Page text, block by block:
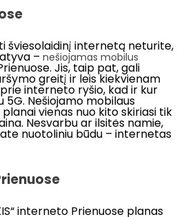
šviesolaidinį internetą neturite,
– nešiojamas mobilus
Jis, taip pat, gali
greitį ir leis kiekvienam
interneto ryšio, kad ir kur
Nešiojamo mobilaus
vienas nuo kito skiriasi tik
Nesvarbu ar ilsitės namie,
nuotoliniu būdu – internetas
interneto Prienuose planas